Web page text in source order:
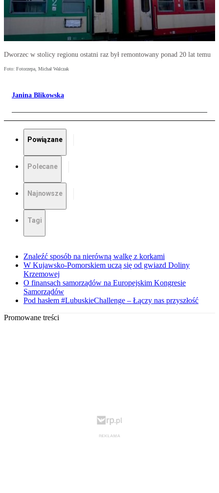
Dworzec w stolicy regionu ostatni raz był remontowany ponad 20 lat temu
Foto: Fotorzepa, Michał Walczak
Janina Blikowska
Powiązane
Polecane
Najnowsze
Tagi
Znaleźć sposób na nierówną walkę z korkami
W Kujawsko-Pomorskiem uczą się od gwiazd Doliny
Krzemowej
O finansach samorządów na Europejskim Kongresie
Samorządów
Pod hasłem #LubuskieChallenge – Łączy nas przyszłość
Promowane treści